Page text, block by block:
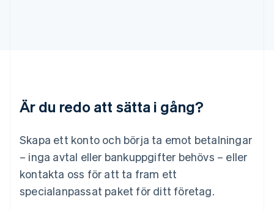
Är du redo att sätta i gång?
Skapa ett konto och börja ta emot betalningar
– inga avtal eller bankuppgifter behövs – eller
kontakta oss för att ta fram ett
specialanpassat paket för ditt företag.
Malaysia
English
Mexiko
Nederländerna
NederlandsEnglish